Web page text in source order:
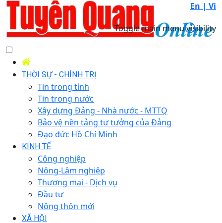
En | Vi
Toggle main menu visibility
THỜI SỰ - CHÍNH TRỊ
Tin trong tỉnh
Tin trong nước
Xây dựng Đảng - Nhà nước - MTTQ
Bảo vệ nền tảng tư tưởng của Đảng
Đạo đức Hồ Chí Minh
KINH TẾ
Công nghiệp
Nông-Lâm nghiệp
Thương mại - Dịch vụ
Đầu tư
Nông thôn mới
XÃ HỘI